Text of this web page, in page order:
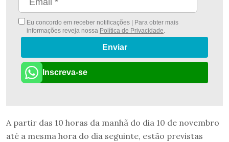
Eu concordo em receber notificações | Para obter mais
informações reveja nossa Política de Privacidade.
Enviar
Inscreva-se
A partir das 10 horas da manhã do dia 10 de novembro
até a mesma hora do dia seguinte, estão previstas